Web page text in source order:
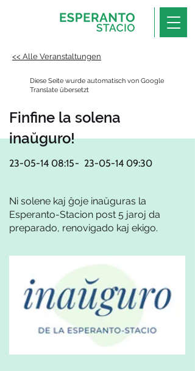
<< Alle Veranstaltungen
Diese Seite wurde automatisch von Google
Translate übersetzt
23-05-14 08:15- 23-05-14 09:30
Ni solene kaj ĝoje inaŭguras la
Esperanto-Stacion post 5 jaroj da
preparado, renovigado kaj ekigo.
Finfine la solena
inaŭguro!